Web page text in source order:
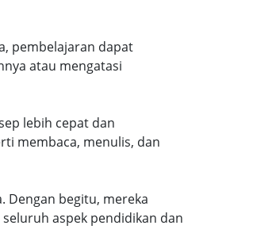
pembelajaran dapat
atau mengatasi
lebih cepat dan
membaca, menulis, dan
Dengan begitu, mereka
aspek pendidikan dan